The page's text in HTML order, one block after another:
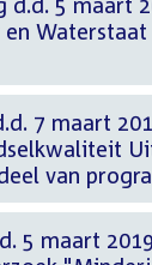
7 maart
van
5 maart